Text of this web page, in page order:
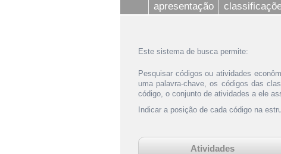
apresentação
Este sistema de busca permite:
Pesquisar códigos ou atividades
uma palavra-chave, os códigos das
código, o conjunto de atividades a ele
Indicar a posição de cada código na
Atividades